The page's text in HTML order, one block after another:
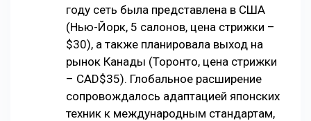
году сеть была представлена в США
(Нью-Йорк, 5 салонов, цена стрижки –
$30), а также планировала выход на
рынок Канады (Торонто, цена стрижки
– CAD$35). Глобальное расширение
сопровождалось адаптацией японских
техник к международным стандартам,